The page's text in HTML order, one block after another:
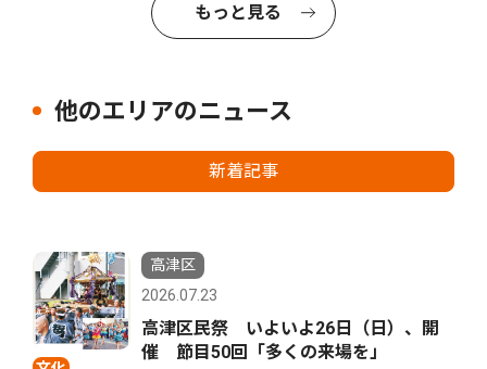
もっと見る
他のエリアのニュース
新着記事
高津区
2026.07.23
高津区民祭 いよいよ26日（日）、開
催 節目50回「多くの来場を」